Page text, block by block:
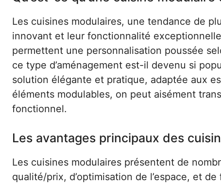
Les cuisines modulaires, une tendance de
innovant et leur fonctionnalité
permettent une personnalisation poussée
ce type d’aménagement est-il devenu si
solution élégante et pratique, adaptée aux
éléments modulables, on peut aisément
fonctionnel.
Les avantages principaux des
Les cuisines modulaires présentent de
qualité/prix, d’optimisation de l’espace, et